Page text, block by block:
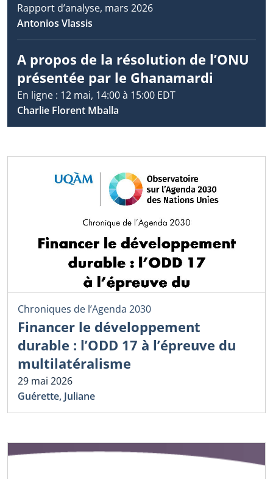
Rapport d’analyse, mars 2026
Antonios Vlassis
A propos de la résolution de l’ONU
présentée par le Ghanamardi
En ligne : 12 mai, 14:00 à 15:00 EDT
Charlie Florent Mballa
Chroniques de l’Agenda 2030
Financer le développement
durable : l’ODD 17 à l’épreuve du
multilatéralisme
29 mai 2026
Guérette, Juliane